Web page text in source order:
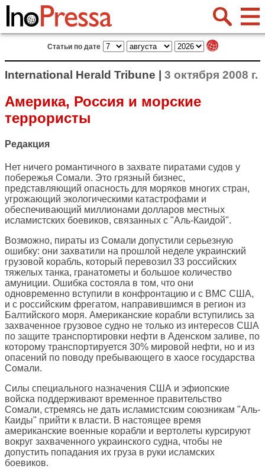
Статьи по дате
International Herald Tribune | 3 октября 2008 г.
Америка, Россия и морские
террористы
Редакция
Нет ничего романтичного в захвате пиратами судов у
побережья Сомали. Это грязный бизнес,
представляющий опасность для моряков многих стран,
угрожающий экологическими катастрофами и
обеспечивающий миллионами долларов местных
исламистских боевиков, связанных с "Аль-Каидой".
Возможно, пираты из Сомали допустили серьезную
ошибку: они захватили на прошлой неделе украинский
грузовой корабль, который перевозил 33 российских
тяжелых танка, гранатометы и большое количество
амуниции. Ошибка состояла в том, что они
одновременно вступили в конфронтацию и с ВМС США,
и с российским фрегатом, направившимся в регион из
Балтийского моря. Американские корабли вступились за
захваченное грузовое судно не только из интересов США
по защите транспортировки нефти в Аденском заливе, по
которому транспортируется 30% мировой нефти, но и из
опасений по поводу пребывающего в хаосе государства
Сомали.
Силы специального назначения США и эфиопские
войска поддерживают временное правительство
Сомали, стремясь не дать исламистским союзникам "Аль-
Каиды" прийти к власти. В настоящее время
американские военные корабли и вертолеты курсируют
вокруг захваченного украинского судна, чтобы не
допустить попадания их груза в руки исламских
боевиков.